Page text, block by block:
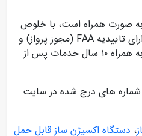
صورت همراه است، با خلوص
۹۵٪، مجهز به ۲ عدد باتری، دارای تاییدیه FAA (مجوز پرواز) و
شامل ۱ سال ضمانت تعویض به همراه ۱۰ سال خدمات پس از
شماره های درج شده در سایت
، دستگاه اکسیژن ساز قابل حمل